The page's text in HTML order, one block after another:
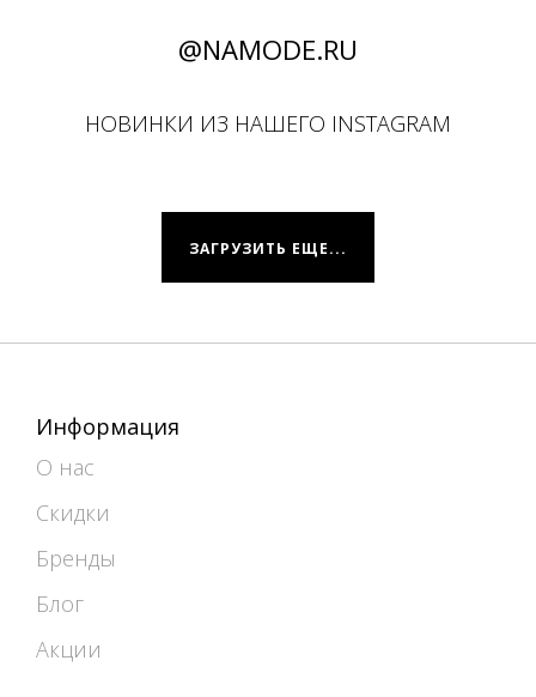
@NAMODE.RU
НОВИНКИ ИЗ НАШЕГО INSTAGRAM
ЗАГРУЗИТЬ ЕЩЕ...
Информация
О нас
Скидки
Бренды
Блог
Акции